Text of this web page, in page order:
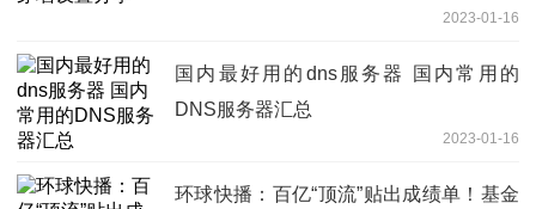
2023-01-16
国内最好用的dns服务器 国内常用的
DNS服务器汇总
2023-01-16
环球快播：百亿“顶流”贴出成绩单！基金